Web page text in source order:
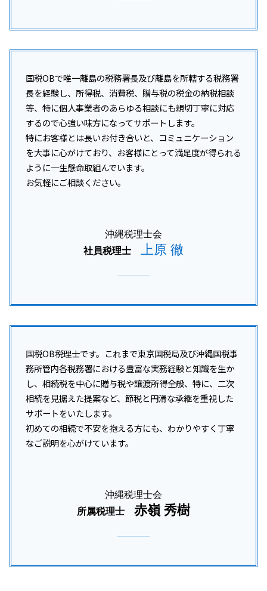
国税OBで唯一離島の税務署長及び離島を所轄する税務署
長を経験し、所得税、消費税、贈与税の税金の納税相談
等、特に個人事業者のあらゆる相談にも親切丁寧に対応
するので心強い味方になってサポートします。
特にお客様とは長いお付き合いと、コミュニケーション
を大事に心がけており、お客様にとって満足度が得られる
ように一生懸命取組んでいます。
お気軽にご相談ください。
沖縄税理士会
社員税理士
上原 徹
国税OB税理士です。これまで東京国税局及び沖縄国税事
務所管内各税務署における豊富な実務経験と知識を生か
し、相続税を中心に贈与税や譲渡所得全般、特に、二次
相続を見据えた提案など、節税と円滑な承継を重視した
サポートをいたします。
初めての相続で不安を抱える方にも、わかりやすく丁寧
なご説明を心がけています。
沖縄税理士会
所属税理士
赤嶺 秀樹